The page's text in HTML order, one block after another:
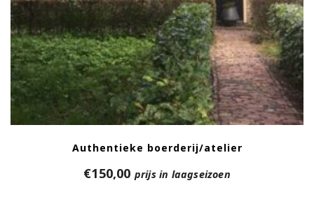
Authentieke boerderij/atelier
€150,00 prijs in laagseizoen